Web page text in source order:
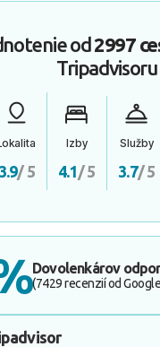
od2997
Tripadvisoru
3.9/ 5
Izby
4.1/ 5
Služby
3.7/ 5
Dovolenkárov
(7429 recenzií od